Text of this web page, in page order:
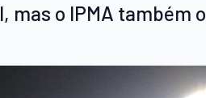
mas o IPMA também o